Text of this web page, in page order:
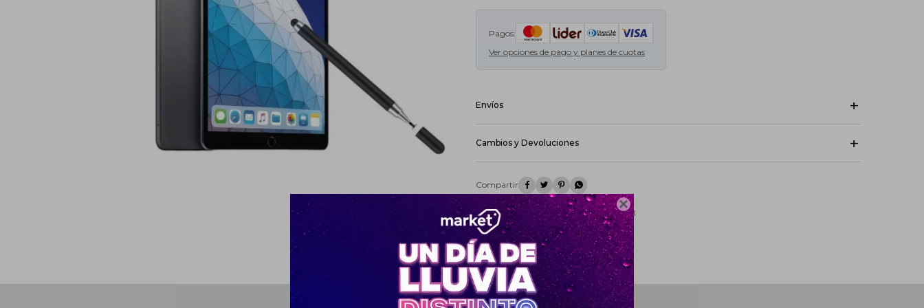

Pagos:
Ver opciones de pago y planes de cuotas
Envíos
DAC - Interior - Envío en 48hs:
Cambios y Devoluciones
(5) días hábiles contados desde la formalización del contrato o de la entrega del producto, a
su sola opción, sin responsabilidad alguna de su parte
Ver mas
   
Ver mas productos de la marca Universal
¡Sumate a la forma más ágil de
comprar!
Comprá en 3 cuotas sin recargo o hasta en
12 cuotas * ¡Solo con tu cédula!